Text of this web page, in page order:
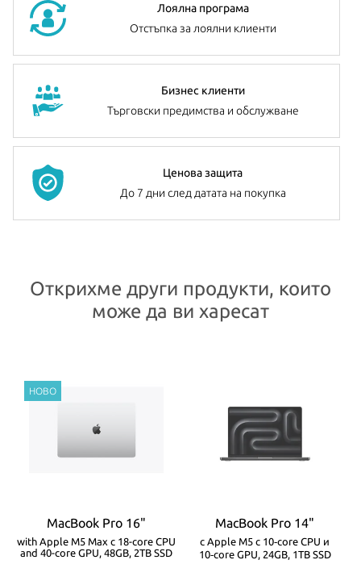
Лоялна програма
Отстъпка за лоялни клиенти
Бизнес клиенти
Търговски предимства и обслужване
Ценова защита
До 7 дни след датата на покупка
Открихме други продукти, които
може да ви харесат
MacBook Pro 16"
with Apple M5 Max с 18-core CPU
and 40-core GPU, 48GB, 2TB SSD
MacBook Pro 14"
с Apple M5 с 10‑core CPU и
10‑core GPU, 24GB, 1TB SSD